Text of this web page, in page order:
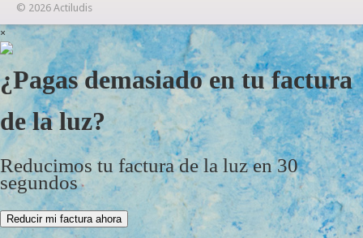
© 2026 Actiludis
×
¿Pagas demasiado en tu factura
de la luz?
Reducimos tu factura de la luz en 30
segundos
Reducir mi factura ahora